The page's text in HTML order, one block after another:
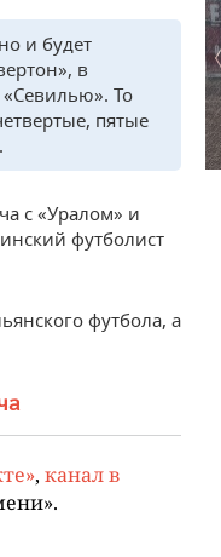
и будет
в
То
пятые
с «Уралом» и
футболист
футбола, а
, канал в